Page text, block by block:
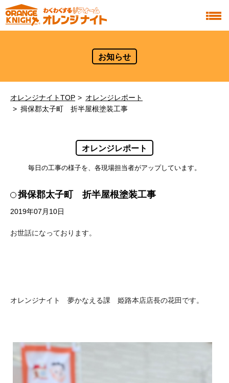
お知らせ
オレンジナイトTOP
オレンジレポート
揖保郡太子町 折半屋根塗装工事
オレンジレポート
毎日の工事の様子を、各現場担当者がアップしています。
揖保郡太子町 折半屋根塗装工事
2019年07月10日
お世話になっております。
オレンジナイト 夢かなえる課 姫路本店店長の花田です。